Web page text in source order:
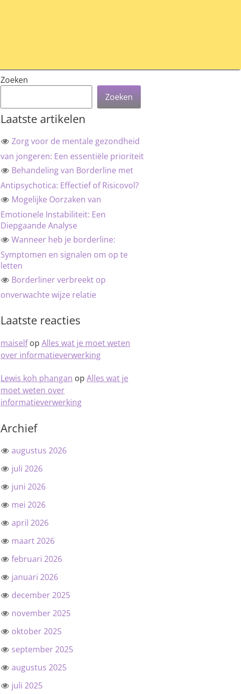
Zoeken
Zoeken
Laatste artikelen
Zorg voor de mentale gezondheid
van jongeren: Een essentiële prioriteit
Behandeling van Borderline met
Antipsychotica: Effectief of Risicovol?
Mogelijke Oorzaken van
Emotionele Instabiliteit: Een
Diepgaande Analyse
Wanneer heb je borderline:
Symptomen en signalen om op te
letten
Borderliner verbreekt op
onverwachte wijze relatie
Laatste reacties
maiselfop Alles wat je moet weten
over informatieverwerking
Lewis koh phangan op Alles wat je
moet weten over
informatieverwerking
Archief
augustus 2026
juli 2026
juni 2026
mei 2026
april 2026
maart 2026
februari 2026
januari 2026
december 2025
november 2025
oktober 2025
september 2025
augustus 2025
juli 2025